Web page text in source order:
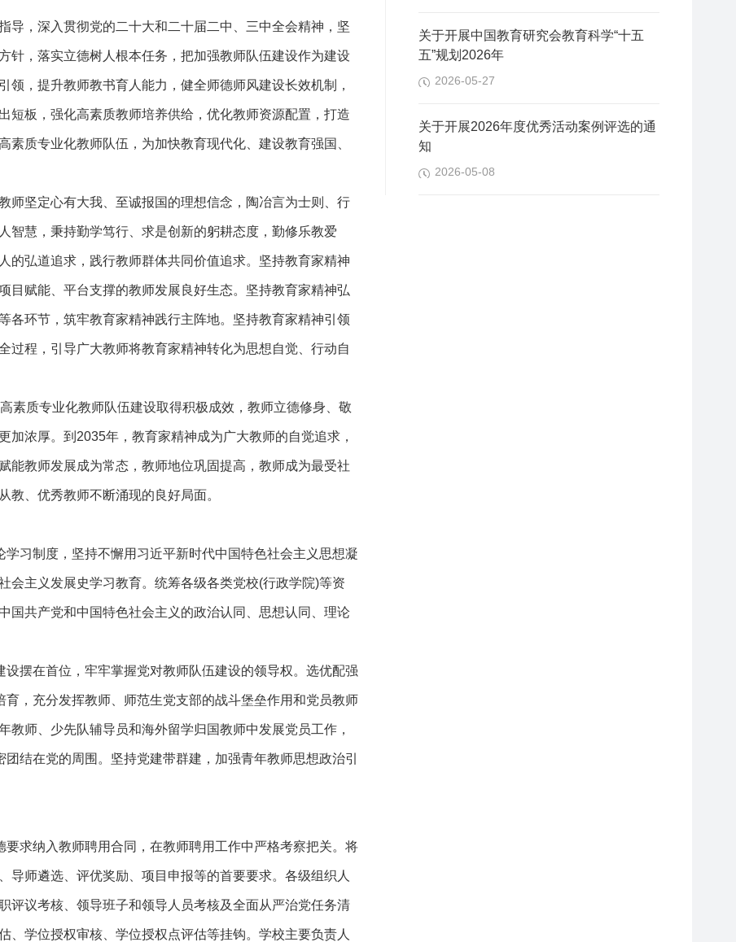
，深入贯彻党的二十大和二十届二中、三中全会精神，坚
针，落实立德树人根本任务，把加强教师队伍建设作为建设
，提升教师教书育人能力，健全师德师风建设长效机制，
短板，强化高素质教师培养供给，优化教师资源配置，打造
质专业化教师队伍，为加快教育现代化、建设教育强国、
坚定心有大我、至诚报国的理想信念，陶冶言为士则、行
智慧，秉持勤学笃行、求是创新的躬耕态度，勤修乐教爱
的弘道追求，践行教师群体共同价值追求。坚持教育家精神
目赋能、平台支撑的教师发展良好生态。坚持教育家精神弘
各环节，筑牢教育家精神践行主阵地。坚持教育家精神引领
过程，引导广大教师将教育家精神转化为思想自觉、行动自
质专业化教师队伍建设取得积极成效，教师立德修身、敬
浓厚。到2035年，教育家精神成为广大教师的自觉追求，
能教师发展成为常态，教师地位巩固提高，教师成为最受社
教、优秀教师不断涌现的良好局面。
制度，坚持不懈用习近平新时代中国特色社会主义思想凝
会主义发展史学习教育。统筹各级各类党校(行政学院)等资
国共产党和中国特色社会主义的政治认同、思想认同、理论
在首位，牢牢掌握党对教师队伍建设的领导权。选优配强
育，充分发挥教师、师范生党支部的战斗堡垒作用和党员教师
师、少先队辅导员和海外留学归国教师中发展党员工作，
结在党的周围。坚持党建带群建，加强青年教师思想政治引
求纳入教师聘用合同，在教师聘用工作中严格考察把关。将
导师遴选、评优奖励、项目申报等的首要要求。各级组织人
评议考核、领导班子和领导人员考核及全面从严治党任务清
、学位授权审核、学位授权点评估等挂钩。学校主要负责人
关于开展中国教育研究会教育科学“十五
五”规划2026年
2026-05-27
关于开展2026年度优秀活动案例评选的通
知
2026-05-08